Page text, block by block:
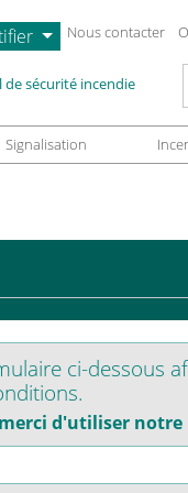
Nous contacter
de sécurité incendie
Signalisation
ci-dessous
d'utiliser notre